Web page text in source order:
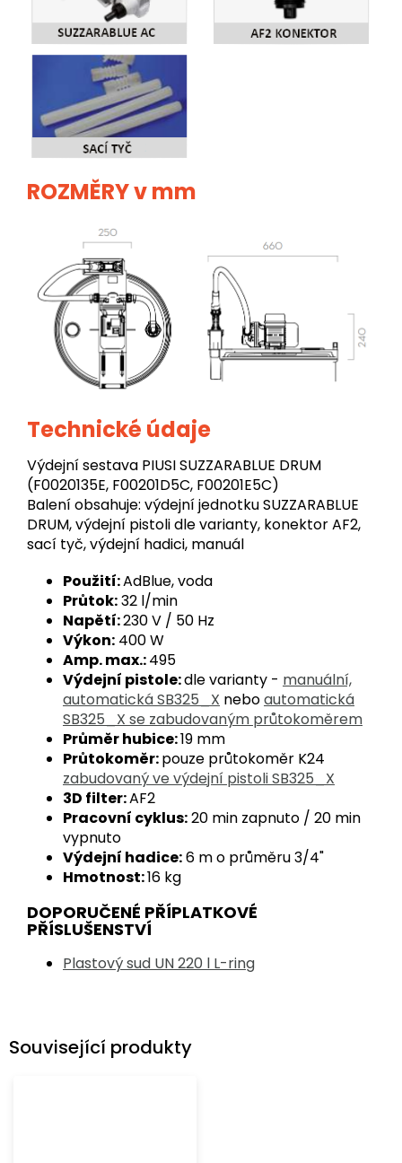
Související produkty
ROZMĚRY v mm
Technické údaje
Výdejní sestava PIUSI SUZZARABLUE DRUM
(F0020135E, F00201D5C, F00201E5C)
Balení obsahuje: výdejní jednotku SUZZARABLUE
DRUM, výdejní pistoli dle varianty, konektor AF2,
sací tyč, výdejní hadici, manuál
Použití:AdBlue, voda
Průtok:32 l/min
Napětí:230 V / 50 Hz
Výkon: 400 W
Amp. max.:495
Výdejní pistole:dle varianty - manuální,
automatická SB325_X neboautomatická
SB325_X se zabudovaným průtokoměrem
Průměr hubice:19 mm
Průtokoměr:pouze průtokoměr K24
zabudovaný ve výdejní pistoli SB325_X
3D filter:AF2
Pracovní cyklus:20 min zapnuto / 20 min
vypnuto
Výdejní hadice:6 m o průměru 3/4"
Hmotnost:16 kg
DOPORUČENÉ PŘÍPLATKOVÉ
PŘÍSLUŠENSTVÍ
Plastový sud UN 220 l L-ring